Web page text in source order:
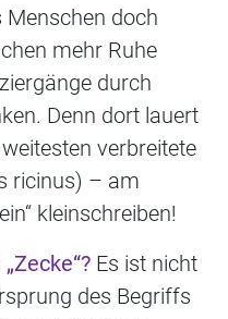
Menschen doch
mehr Ruhe
durch
Denn dort lauert
verbreitete
ricinus) – am
kleinschreiben!
Es ist nicht
des Begriffs